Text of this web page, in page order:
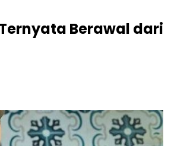
Berawal dari